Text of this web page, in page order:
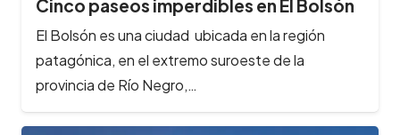
Cinco paseos imperdibles en El Bolsón
El Bolsón es una ciudad ubicada en la región
patagónica, en el extremo suroeste de la
provincia de Río Negro,…